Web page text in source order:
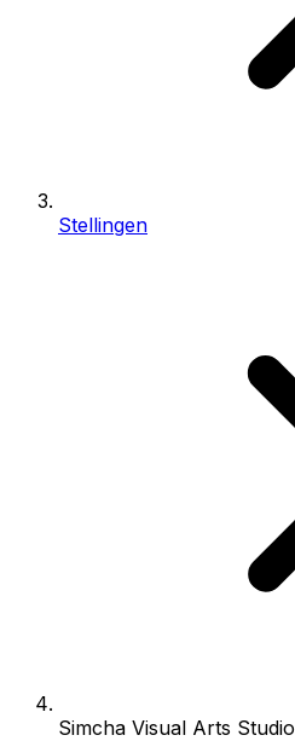
Stellingen
Simcha Visual Arts Studio